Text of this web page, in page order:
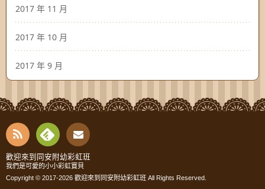
2017 年 11 月
2017 年 10 月
2017 年 9 月
RSS
Fee
dly
Cont
act
歡迎來到同安附幼彩虹班
我們是可愛的小小彩虹寶貝
Copyright © 2017-2026 歡迎來到同安附幼彩虹班 All Rights Reserved.